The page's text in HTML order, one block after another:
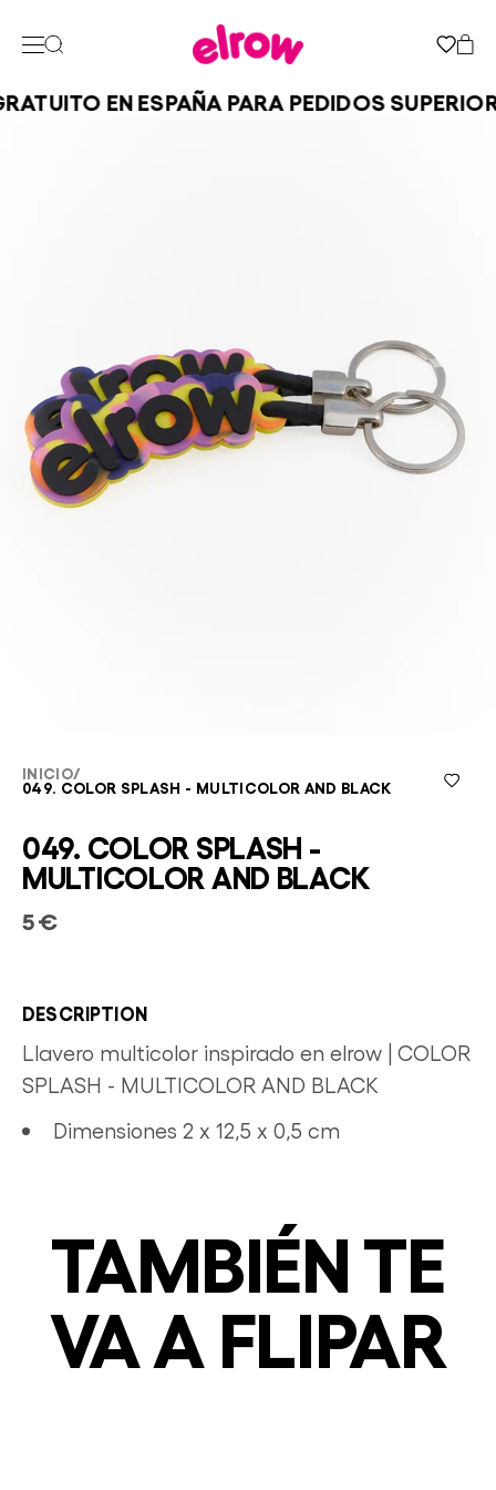
EN ESPAÑA PARA PEDIDOS
INICIO/
049. COLOR SPLASH - MULTICOLOR AND BLACK
049. COLOR SPLASH -
MULTICOLOR AND BLACK
5 €
DESCRIPTION
Llavero multicolor inspirado en elrow | COLOR
SPLASH - MULTICOLOR AND BLACK
Dimensiones 2 x 12,5 x 0,5 cm
TAMBIÉN TE
VA A FLIPAR